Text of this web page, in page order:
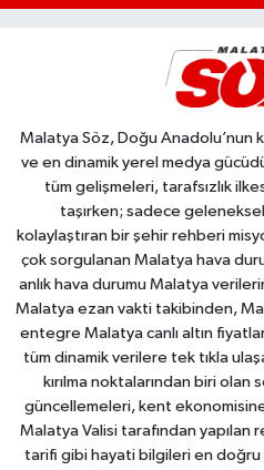
Malatya Söz, Doğu Anadolu’nun
ve en dinamik yerel medya
tüm gelişmeleri, tarafsızlık
taşırken; sadece
kolaylaştıran bir şehir rehberi
çok sorgulanan Malatya hava
anlık hava durumu Malatya
Malatya ezan vakti takibinden,
entegre Malatya canlı altın
tüm dinamik verilere tek tıkla
kırılma noktalarından biri
güncellemeleri, kent
Malatya Valisi tarafından yapılan
tarifi gibi hayati bilgileri en